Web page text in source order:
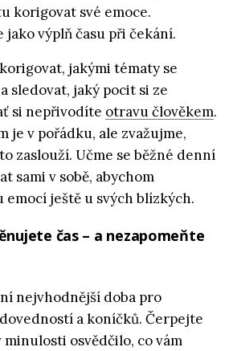
korigovat své emoce.
jako výplň času při čekání.
jakými tématy se
sledovat, jaký pocit si ze
si nepřivodíte otravu člověkem.
je v pořádku, ale zvažujme,
zaslouží. Učme se běžné denní
sami v sobě, abychom
ještě u svých blízkých.
čas – a nezapomeňte
nejvhodnější doba pro
a koníčků. Čerpejte
minulosti osvědčilo, co vám